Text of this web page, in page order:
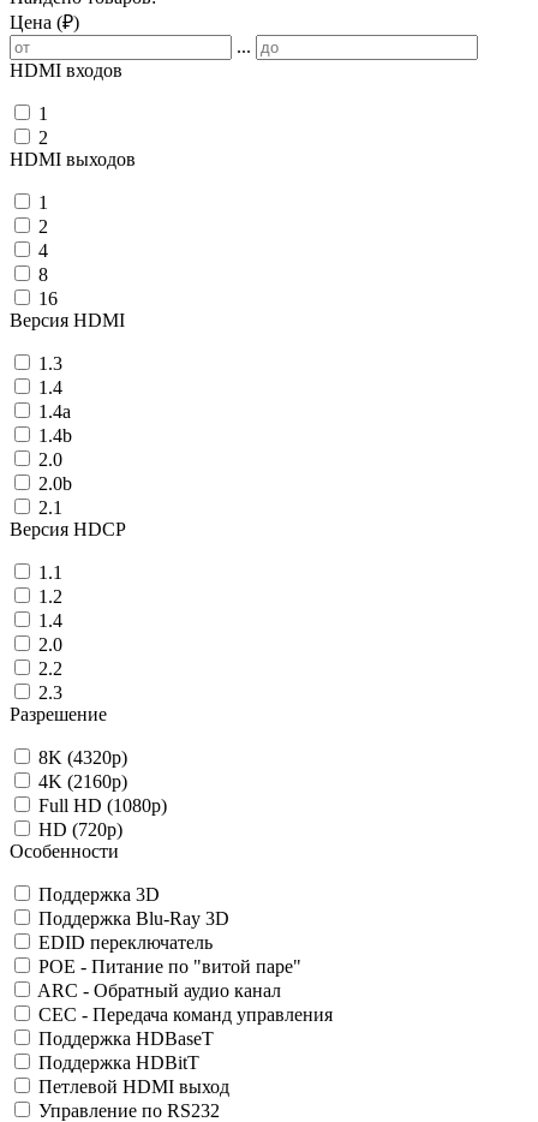
Цена (₽)
...
HDMI входов
1
2
HDMI выходов
1
2
4
8
16
Версия HDMI
1.3
1.4
1.4a
1.4b
2.0
2.0b
2.1
Версия HDCP
1.1
1.2
1.4
2.0
2.2
2.3
Разрешение
8K (4320p)
4K (2160p)
Full HD (1080p)
HD (720p)
Особенности
Поддержка 3D
Поддержка Blu-Ray 3D
EDID переключатель
POE - Питание по "витой паре"
ARC - Обратный аудио канал
CEC - Передача команд управления
Поддержка HDBaseT
Поддержка HDBitT
Петлевой HDMI выход
Управление по RS232